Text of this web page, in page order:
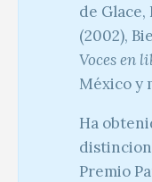
de
(2002),
Voces en
México y
Ha
Premio